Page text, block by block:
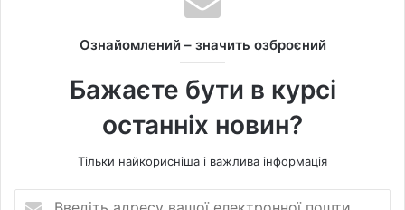
i
e
Ознайомлений – значить озброєний
Бажаєте бути в курсі
останніх новин?
Тільки найкорисніша і важлива інформація